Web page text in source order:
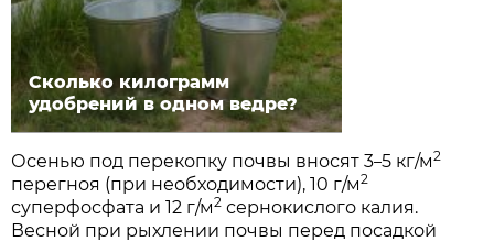
Сколько килограмм
удобрений в одном ведре?
Осенью под перекопку почвы вносят 3–5 кг/м2
перегноя (при необходимости), 10 г/м2
суперфосфата и 12 г/м2 сернокислого калия.
Весной при рыхлении почвы перед посадкой